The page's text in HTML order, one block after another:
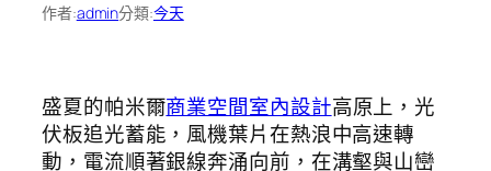
作者:admin分類:今天
盛夏的帕米爾商業空間室內設計高原上，光
伏板追光蓄能，風機葉片在熱浪中高速轉
動，電流順著銀線奔涌向前，在溝壑與山巒